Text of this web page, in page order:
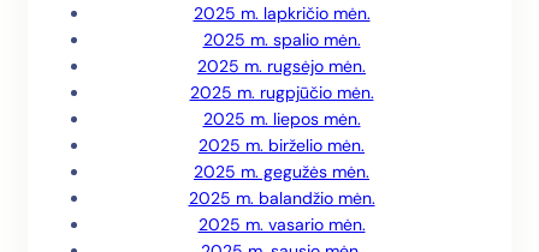
2025 m. lapkričio mėn.
2025 m. spalio mėn.
2025 m. rugsėjo mėn.
2025 m. rugpjūčio mėn.
2025 m. liepos mėn.
2025 m. birželio mėn.
2025 m. gegužės mėn.
2025 m. balandžio mėn.
2025 m. vasario mėn.